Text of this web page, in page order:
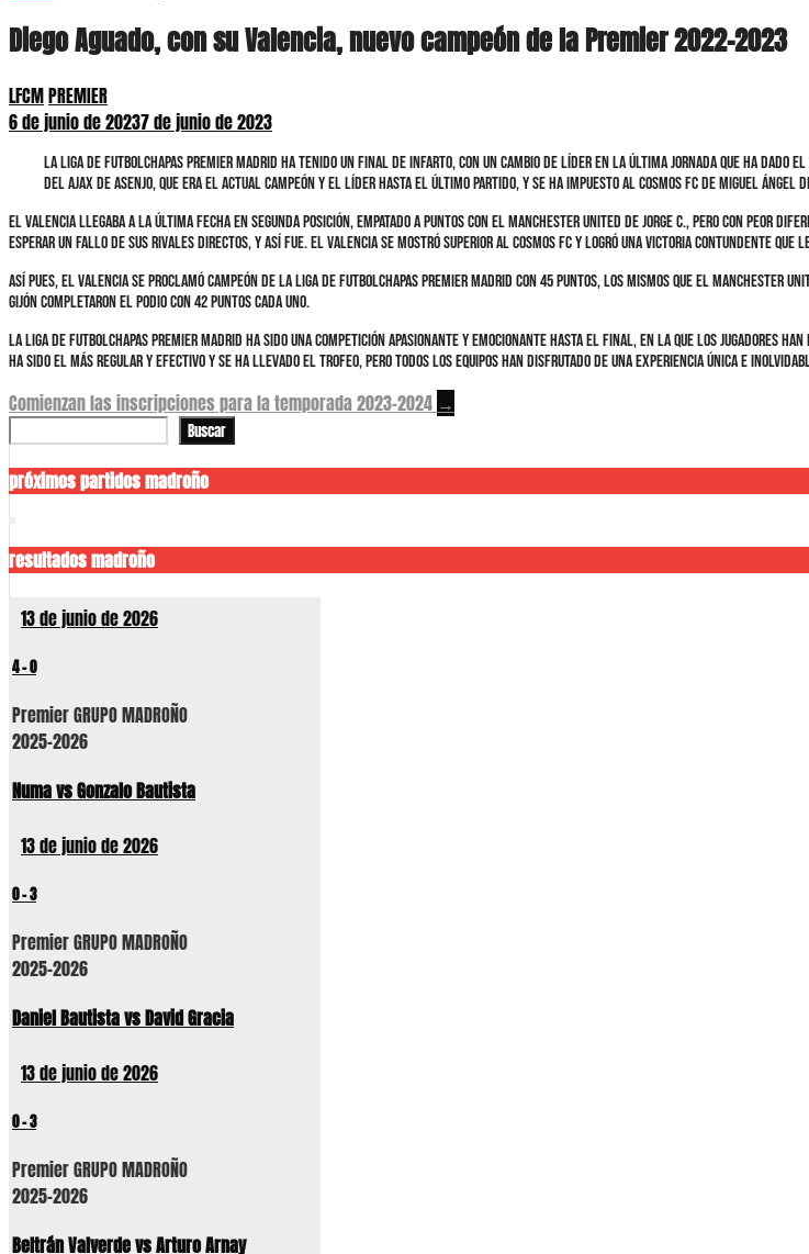
Diego Aguado, con su Valencia, nuevo campeón de la Premier 2022-2023
LFCMPREMIER
6 de junio de 20237 de junio de 2023
La liga de futbolchapas premier madrid ha tenido un final de infarto, con un cambio de líder en la última jornada que ha dado
del Ajax de Asenjo, que era el actual campeón y el líder hasta el último partido, y se ha impuesto al Cosmos FC de Miguel
El Valencia llegaba a la última fecha en segunda posición, empatado a puntos con el Manchester United de Jorge C., pero con peor
esperar un fallo de sus rivales directos, y así fue. El Valencia se mostró superior al Cosmos FC y logró una victoria contundente que
Así pues, el Valencia se proclamó campeón de la liga de futbolchapas premier madrid con 45 puntos, los mismos que el Manchester
Gijón completaron el podio con 42 puntos cada uno.
La liga de futbolchapas premier madrid ha sido una competición apasionante y emocionante hasta el final, en la que los jugadores
ha sido el más regular y efectivo y se ha llevado el trofeo, pero todos los equipos han disfrutado de una experiencia única e
Navegación
de
entradas
Comienzan las inscripciones para la temporada 2023-2024 →
Buscar
próximos partidos madroño
resultados madroño
13 de junio de 2026
4-0
Premier GRUPO MADROÑO
2025-2026
Numa vs Gonzalo Bautista
13 de junio de 2026
0-3
Premier GRUPO MADROÑO
2025-2026
Daniel Bautista vs David Gracia
13 de junio de 2026
0-3
Premier GRUPO MADROÑO
2025-2026
Beltrán Valverde vs Arturo Arnay